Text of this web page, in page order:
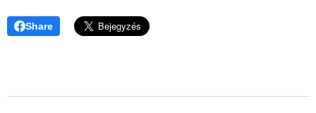
Share